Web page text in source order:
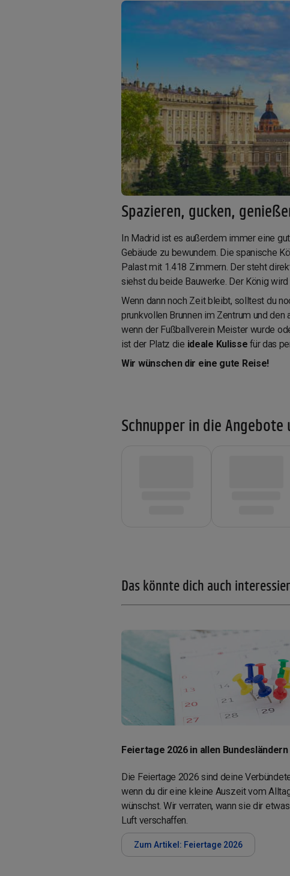
Spazieren, gucken,
In Madrid ist es außerdem immer eine
Gebäude zu bewundern. Die spanische
Palast mit 1.418 Zimmern. Der steht
siehst du beide Bauwerke. Der König
Wenn dann noch Zeit bleibt, solltest du
prunkvollen Brunnen im Zentrum und
wenn der Fußballverein Meister wurde
ist der Platz die ideale Kulissefür das
Wir wünschen dir eine gute Reise!
Schnupper in die
Das könnte dich auch
Feiertage 2026 in allen Bundesländern
Die Feiertage 2026 sind deine
wenn du dir eine kleine Auszeit vom
wünschst. Wir verraten, wann sie dir etwas
Luft verschaffen.
Zum Artikel: Feiertage 2026